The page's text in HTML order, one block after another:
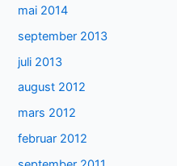
mai 2014
september 2013
juli 2013
august 2012
mars 2012
februar 2012